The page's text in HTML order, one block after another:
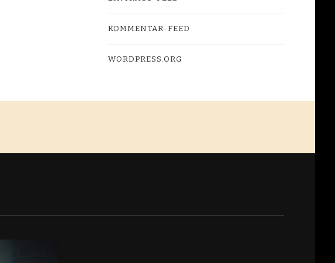
KOMMENTAR-FEED
WORDPRESS.ORG